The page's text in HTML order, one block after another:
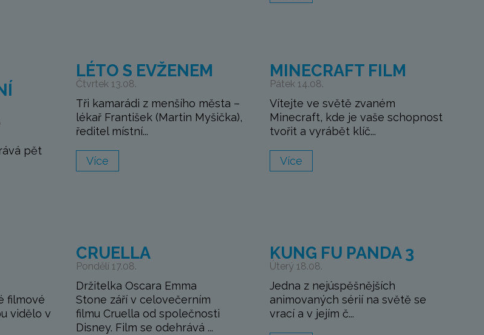
pět
LÉTO S EVŽENEM
Čtvrtek 13.08.
Tři kamarádi z menšího města –
lékař František (Martin Myšička),
ředitel místní...
Více
MINECRAFT FILM
Pátek 14.08.
Vítejte ve světě zvaném
Minecraft, kde je vaše schopnost
tvořit a vyrábět klíč...
Více
filmové
vidělo v
CRUELLA
Pondělí 17.08.
Držitelka Oscara Emma
Stone září v celovečerním
filmu Cruella od společnosti
Disney. Film se odehrává ...
KUNG FU PANDA 3
Úterý 18.08.
Jedna z nejúspěšnějších
animovaných sérií na světě se
vrací a v jejím č...